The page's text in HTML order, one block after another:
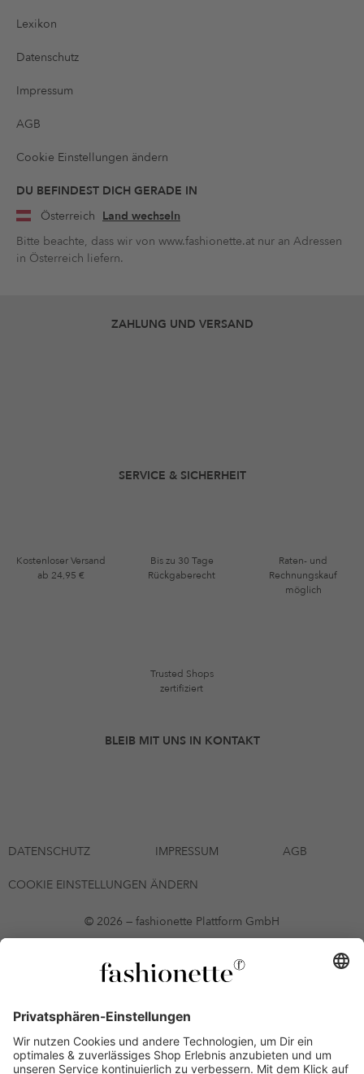
Lexikon
Datenschutz
Impressum
AGB
Cookie Einstellungen ändern
DU BEFINDEST DICH GERADE IN
Österreich Land wechseln
Bitte beachte, dass wir von www.fashionette.at nur an Adressen
in Österreich liefern.
ZAHLUNG UND VERSAND
SERVICE & SICHERHEIT
Kostenloser Versand
ab 24,95 €
Bis zu 30 Tage
Rückgaberecht
Raten- und
Rechnungskauf
möglich
Trusted Shops
zertifiziert
BLEIB MIT UNS IN KONTAKT
DATENSCHUTZ IMPRESSUM AGB
COOKIE EINSTELLUNGEN ÄNDERN
© 2026 — fashionette Plattform GmbH
*Gutschein bis zum 12.08.2026 mehrmals auf alle Artikel der Seite
fashionette.at/selected-styles anwendbar. Es gelten die in den AGB
Einzelne Marken und Artikel können ausgeschlossen sein. Bonität
vorausgesetzt, alle Preise inkl. MwSt. und ohne Versandkosten. Bei
Ratenkäufen kann die letzte Rate geringfügig abweichen. Die